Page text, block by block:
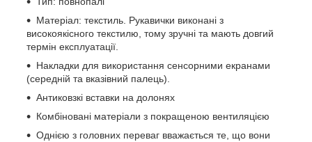
Матеріал: текстиль. Рукавички виконані з
високоякісного текстилю, тому зручні та мають довгий
термін експлуатації.
Накладки для використання сенсорними екранами
(середній та вказівний палець).
Антиковзкі вставки на долонях
Комбіновані матеріали з покращеною вентиляцією
Однією з головних переваг вважається те, що вони